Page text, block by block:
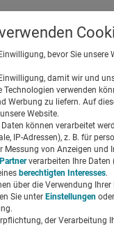
Suchen
media
1 Min Lesezeit
bevor Sie unsere
damit wir und
Technologien verwenden
Werbung zu liefern. Auf
Website.
können verarbeitet
IP-Adressen), z. B. für
Messung von Anzeigen und
verarbeiten Ihre Daten
berechtigten Interesses.
über die Verwendung Ihrer
Sie unter Einstellungen
der Verarbeitung